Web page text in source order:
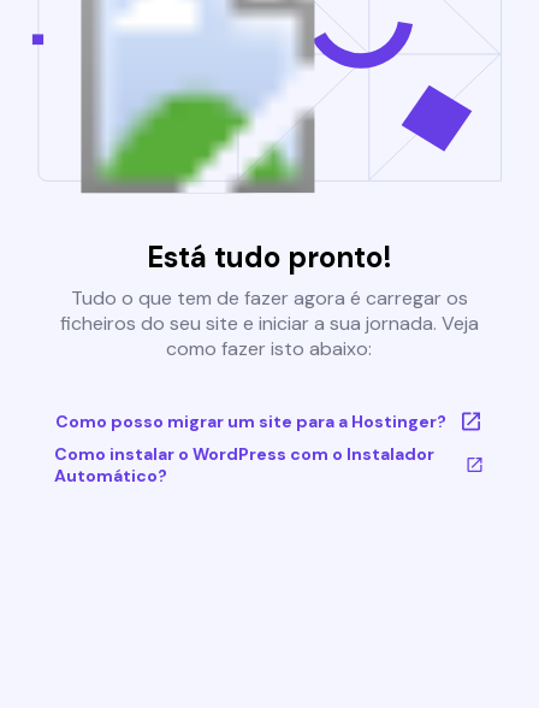
Está tudo pronto!
Tudo o que tem de fazer agora é carregar os
ficheiros do seu site e iniciar a sua jornada. Veja
como fazer isto abaixo:
Como posso migrar um site para a Hostinger?
Como instalar o WordPress com o Instalador
Automático?